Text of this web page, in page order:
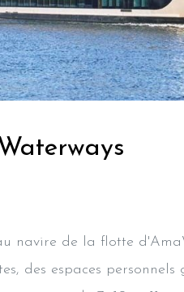
navire de la flotte
des espaces personnels